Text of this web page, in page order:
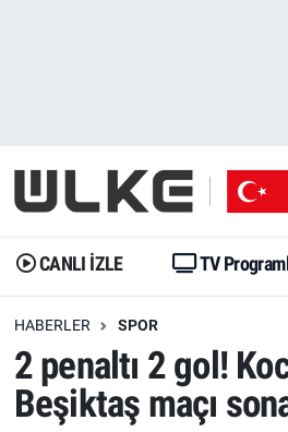
CANLI İZLE TV
HABERLER SPOR
2 penaltı 2 gol!
Beşiktaş maçı
Gündem
Dünya
Erişim Bilgileri
Ekonomi
Gündem
Trend
Erişim Bilgileri
Spor
İstanbul Namaz Vakitleri
Trafik Durumu
Erişim Bilgileri
Tüm Manşetler